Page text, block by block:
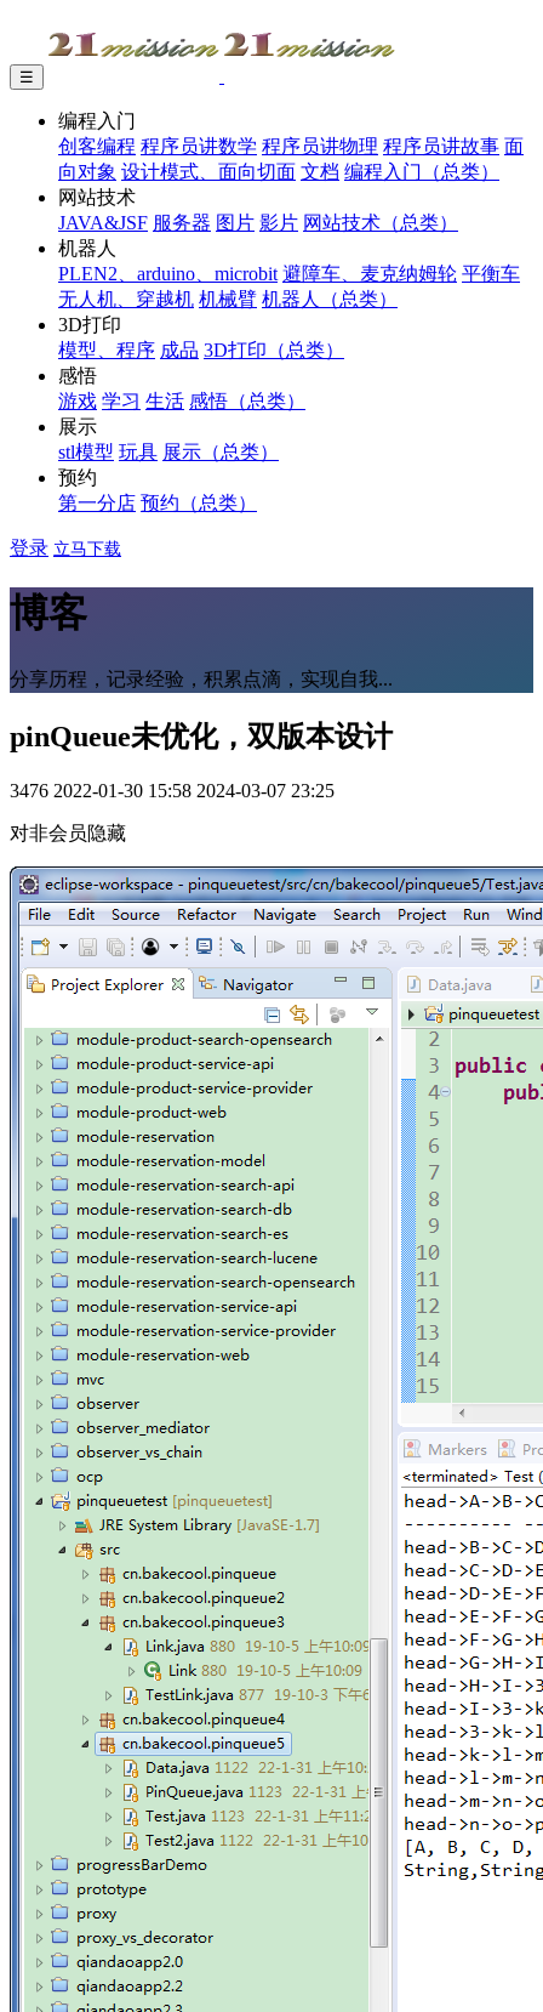
☰
编程入门
创客编程 程序员讲数学 程序员讲物理 程序员讲故事 面
向对象 设计模式、面向切面 文档 编程入门（总类）
网站技术
JAVA&JSF 服务器 图片 影片 网站技术（总类）
机器人
PLEN2、arduino、microbit 避障车、麦克纳姆轮 平衡车
无人机、穿越机 机械臂 机器人（总类）
3D打印
模型、程序 成品 3D打印（总类）
感悟
游戏 学习 生活 感悟（总类）
展示
stl模型 玩具 展示（总类）
预约
第一分店 预约（总类）
登录 立马下载
博客
分享历程，记录经验，积累点滴，实现自我...
pinQueue未优化，双版本设计
3476 2022-01-30 15:58 2024-03-07 23:25
对非会员隐藏